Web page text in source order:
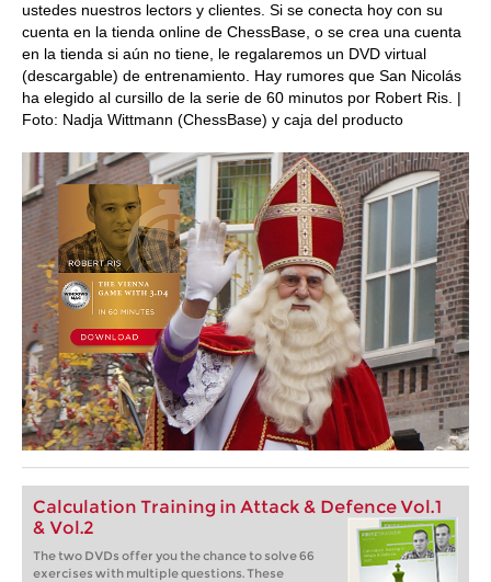
ustedes nuestros lectors y clientes. Si se conecta hoy con su
cuenta en la tienda online de ChessBase, o se crea una cuenta
en la tienda si aún no tiene, le regalaremos un DVD virtual
(descargable) de entrenamiento. Hay rumores que San Nicolás
ha elegido al cursillo de la serie de 60 minutos por Robert Ris. |
Foto: Nadja Wittmann (ChessBase) y caja del producto
Calculation Training in Attack & Defence Vol.1
& Vol.2
The two DVDs offer you the chance to solve 66
exercises with multiple questions. These